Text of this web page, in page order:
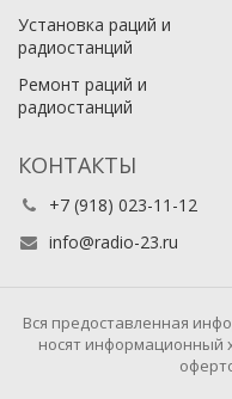
Установка раций и
радиостанций
Ремонт раций и
радиостанций
КОНТАКТЫ
+7 (918) 023-11-12
info@radio-23.ru
Вся предоставленная
носят информационный